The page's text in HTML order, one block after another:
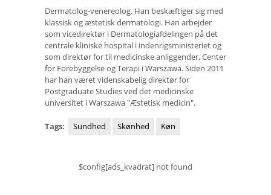
Dermatolog-venereolog. Han beskæftiger sig med
klassisk og æstetisk dermatologi. Han arbejder
som vicedirektør i Dermatologiafdelingen på det
centrale kliniske hospital i indenrigsministeriet og
som direktør for til medicinske anliggender, Center
for Forebyggelse og Terapi i Warszawa. Siden 2011
har han været videnskabelig direktør for
Postgraduate Studies ved det medicinske
universitet i Warszawa "Æstetisk medicin".
Tags: Sundhed Skønhed Køn
$config[ads_kvadrat] not found